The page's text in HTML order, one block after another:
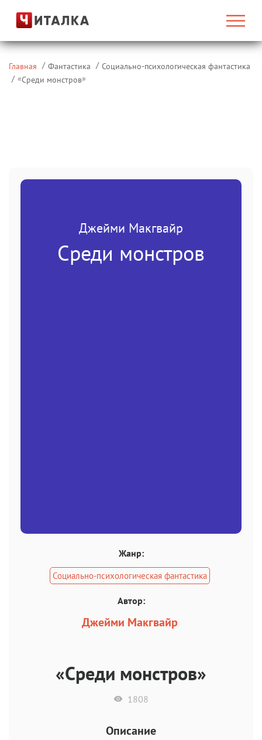
Главная Фантастика
Социально-психологическая фантастика
«Среди монстров»
Джейми Макгвайр
Среди монстров
Жанр:
Социально-психологическая фантастика
Автор:
Джейми Макгвайр
«Среди монстров»
1808
Описание